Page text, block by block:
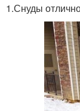
1.Снуды